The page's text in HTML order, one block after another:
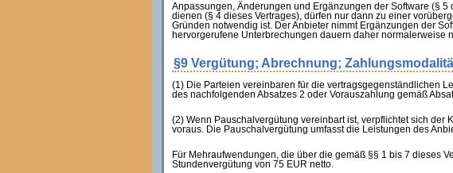
Anpassungen, Änderungen und Ergänzungen der Software (§
dienen (§ 4 dieses Vertrages), dürfen nur dann zu einer
Gründen notwendig ist. Der Anbieter nimmt Ergänzungen der
hervorgerufene Unterbrechungen dauern daher normalerweise
§9 Vergütung; Abrechnung;
(1) Die Parteien vereinbaren für die vertragsgegenständlichen
des nachfolgenden Absatzes 2 oder Vorauszahlung gemäß
(2) Wenn Pauschalvergütung vereinbart ist, verpflichtet sich
voraus. Die Pauschalvergütung umfasst die Leistungen des
Für Mehraufwendungen, die über die gemäß §§ 1 bis 7 dieses
Stundenvergütung von 75 EUR netto.